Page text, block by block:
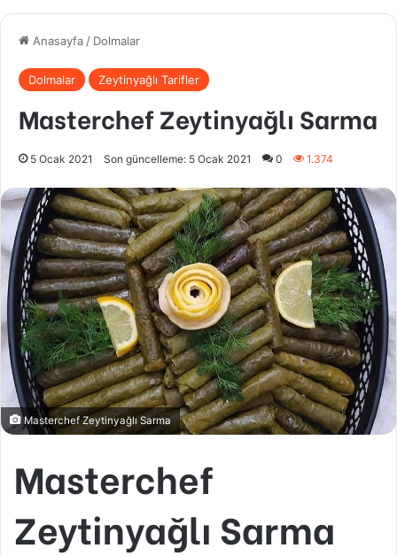
Anasayfa / Dolmalar
Dolmalar Zeytinyağlı Tarifler
Masterchef Zeytinyağlı Sarma
5 Ocak 2021 Son güncelleme: 5 Ocak 2021 0 1.374
Masterchef Zeytinyağlı Sarma
Masterchef
Zeytinyağlı Sarma